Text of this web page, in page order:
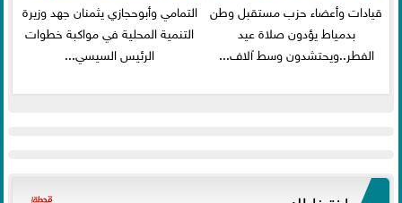
قيادات وأعضاء حزب مستقبل وطن
بدمياط يؤدون صلاة عيد
الفطر..ويحتشدون وسط آلاف...
التمامي وأبوحجازي يثمنان جهد وزيرة
التنمية المحلية في مواكبة خطوات
الرئيس السيسي...